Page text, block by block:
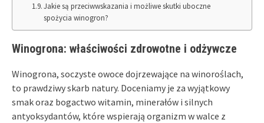
Jakie są przeciwwskazania i możliwe skutki uboczne
spożycia winogron?
Winogrona: właściwości zdrowotne i odżywcze
Winogrona, soczyste owoce dojrzewające na winoroślach,
to prawdziwy skarb natury. Doceniamy je za wyjątkowy
smak oraz bogactwo witamin, minerałów i silnych
antyoksydantów, które wspierają organizm w walce z